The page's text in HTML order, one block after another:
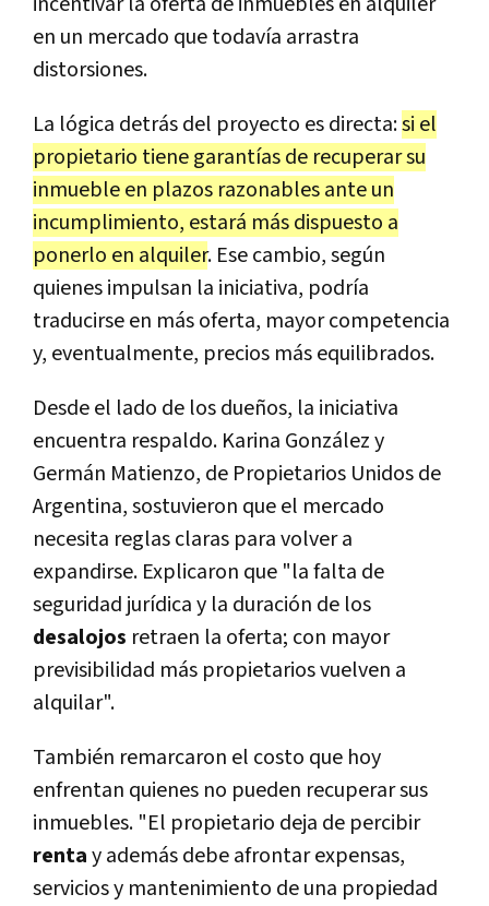
en un mercado que todavía arrastra
distorsiones.
La lógica detrás del proyecto es directa:si el
propietario tiene garantías de recuperar su
inmueble en plazos razonables ante un
incumplimiento, estará más dispuesto a
ponerlo en alquiler. Ese cambio, según
quienes impulsan la iniciativa, podría
traducirse en más oferta, mayor competencia
y, eventualmente, precios más equilibrados.
Desde el lado de los dueños, la iniciativa
encuentra respaldo. Karina González y
Germán Matienzo, de Propietarios Unidos de
Argentina, sostuvieron que el mercado
necesita reglas claras para volver a
expandirse. Explicaron que "la falta de
seguridad jurídica y la duración de los
desalojos retraen la oferta; con mayor
previsibilidad más propietarios vuelven a
alquilar".
También remarcaron el costo que hoy
enfrentan quienes no pueden recuperar sus
inmuebles. "El propietario deja de percibir
rentay además debe afrontar expensas,
servicios y mantenimiento de una propiedad